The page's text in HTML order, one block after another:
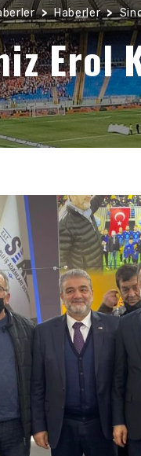
> Haberler >
Erol